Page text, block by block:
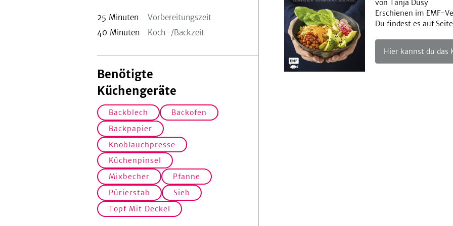
25 Minuten
Vorbereitungszeit
40 Minuten Koch-/Backzeit
Benötigte
Küchengeräte
Backblech
Backofen
Backpapier
Knoblauchpresse
Küchenpinsel
Mixbecher
Pfanne
Pürierstab
Sieb
Topf Mit Deckel
von Tanja Dusy
Erschienen im EMF-
Du findest es auf
Hier kannst du das